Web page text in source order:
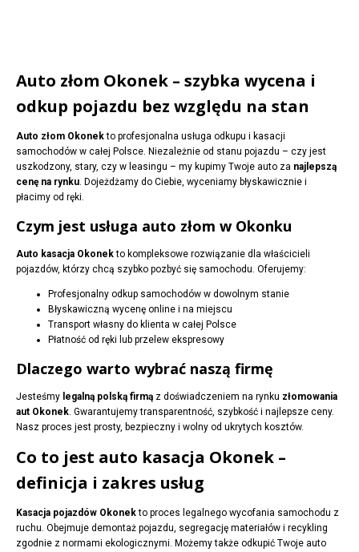
Auto złom Okonek – szybka wycena i
odkup pojazdu bez względu na stan
Auto złom Okonekto profesjonalna usługa odkupu i kasacji
samochodów w całej Polsce. Niezależnie od stanu pojazdu – czy jest
uszkodzony, stary, czy w leasingu – my kupimy Twoje auto za najlepszą
cenę na rynku. Dojeżdżamy do Ciebie, wyceniamy błyskawicznie i
płacimy od ręki.
Czym jest usługa auto złom w Okonku
Auto kasacja Okonekto kompleksowe rozwiązanie dla właścicieli
pojazdów, którzy chcą szybko pozbyć się samochodu. Oferujemy:
Profesjonalny odkup samochodów w dowolnym stanie
Błyskawiczną wycenę online i na miejscu
Transport własny do klienta w całej Polsce
Płatność od ręki lub przelew ekspresowy
Dlaczego warto wybrać naszą firmę
Jesteśmy legalną polską firmą z doświadczeniem na rynku złomowania
aut Okonek. Gwarantujemy transparentność, szybkość i najlepsze ceny.
Nasz proces jest prosty, bezpieczny i wolny od ukrytych kosztów.
Co to jest auto kasacja Okonek –
definicja i zakres usług
Kasacja pojazdów Okonekto proces legalnego wycofania samochodu z
ruchu. Obejmuje demontaż pojazdu, segregację materiałów i recykling
zgodnie z normami ekologicznymi. Możemy także odkupić Twoje auto